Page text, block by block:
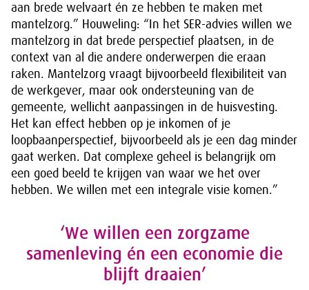
aan brede welvaart én ze hebben te maken met
mantelzorg.” Houweling: “In het SER-advies willen we
mantelzorg in dat brede perspectief plaatsen, in de
context van al die andere onderwerpen die eraan
raken. Mantelzorg vraagt bijvoorbeeld flexibiliteit van
de werkgever, maar ook ondersteuning van de
gemeente, wellicht aanpassingen in de huisvesting.
Het kan effect hebben op je inkomen of je
loopbaanperspectief, bijvoorbeeld als je een dag minder
gaat werken. Dat complexe geheel is belangrijk om
een goed beeld te krijgen van waar we het over
hebben. We willen met een integrale visie komen.”
‘We willen een zorgzame
samenleving én een economie die
blijft draaien’